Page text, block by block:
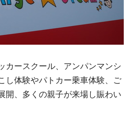
カースクール、アンパンマンシ
し体験やパトカー乗車体験、ご
開、多くの親子が来場し賑わい
に 人気No.1商品
テクダマ